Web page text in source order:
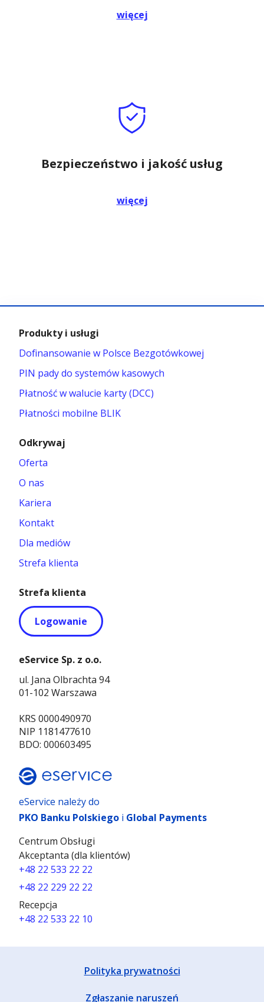
więcej
Bezpieczeństwo i jakość usług
więcej
eService należy do
PKO Banku Polskiego i Global Payments
Centrum Obsługi
Akceptanta (dla klientów)
+48 22 533 22 22
+48 22 229 22 22
Recepcja
+48 22 533 22 10
Produkty i usługi
Dofinansowanie w Polsce Bezgotówkowej
PIN pady do systemów kasowych
Płatność w walucie karty (DCC)
Płatności mobilne BLIK
Odkrywaj
Oferta
O nas
Kariera
Kontakt
Dla mediów
Strefa klienta
Strefa klienta
Logowanie
eService Sp. z o.o.
ul. Jana Olbrachta 94
01-102 Warszawa
KRS 0000490970
NIP 1181477610
BDO: 000603495
Polityka prywatności
Zgłaszanie naruszeń